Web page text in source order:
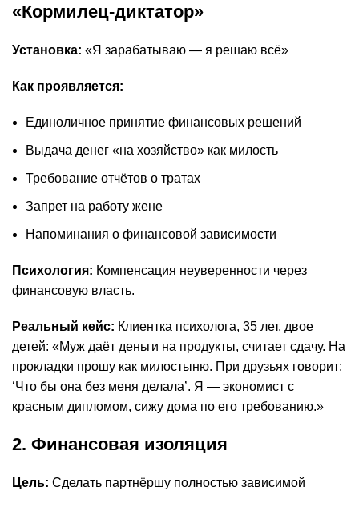
«Кормилец-диктатор»
Установка: «Я зарабатываю — я решаю всё»
Как проявляется:
Единоличное принятие финансовых решений
Выдача денег «на хозяйство» как милость
Требование отчётов о тратах
Запрет на работу жене
Напоминания о финансовой зависимости
Психология: Компенсация неуверенности через
финансовую власть.
Реальный кейс: Клиентка психолога, 35 лет, двое
детей: «Муж даёт деньги на продукты, считает сдачу. На
прокладки прошу как милостыню. При друзьях говорит:
‘Что бы она без меня делала’. Я — экономист с
красным дипломом, сижу дома по его требованию.»
2. Финансовая изоляция
Цель: Сделать партнёршу полностью зависимой